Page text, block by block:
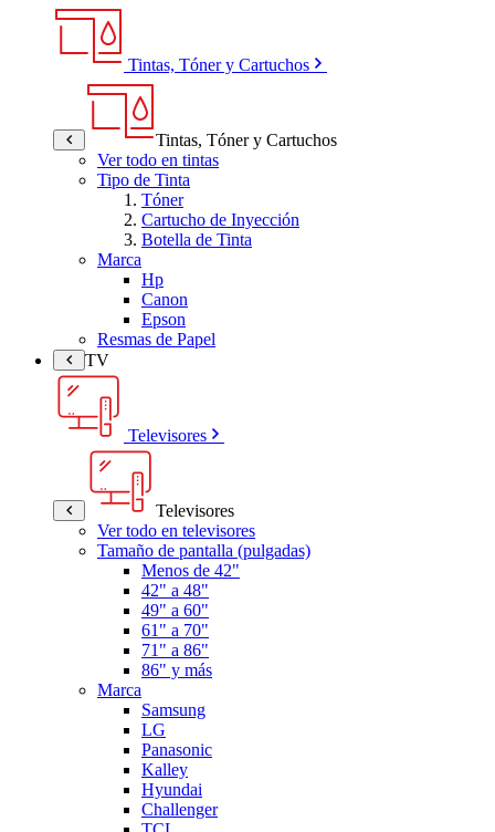
Tintas, Tóner y Cartuchos
Tintas, Tóner y Cartuchos
Ver todo en tintas
Tipo de Tinta
Tóner
Cartucho de Inyección
Botella de Tinta
Marca
Hp
Canon
Epson
Resmas de Papel
TV
Televisores
Televisores
Ver todo en televisores
Tamaño de pantalla (pulgadas)
Menos de 42"
42" a 48"
49" a 60"
61" a 70"
71" a 86"
86" y más
Marca
Samsung
LG
Panasonic
Kalley
Hyundai
Challenger